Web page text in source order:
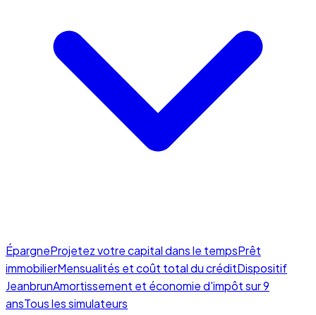
ÉpargneProjetez votre capital dans le tempsPrêt
immobilierMensualités et coût total du créditDispositif
JeanbrunAmortissement et économie d'impôt sur 9
ansTous les simulateurs